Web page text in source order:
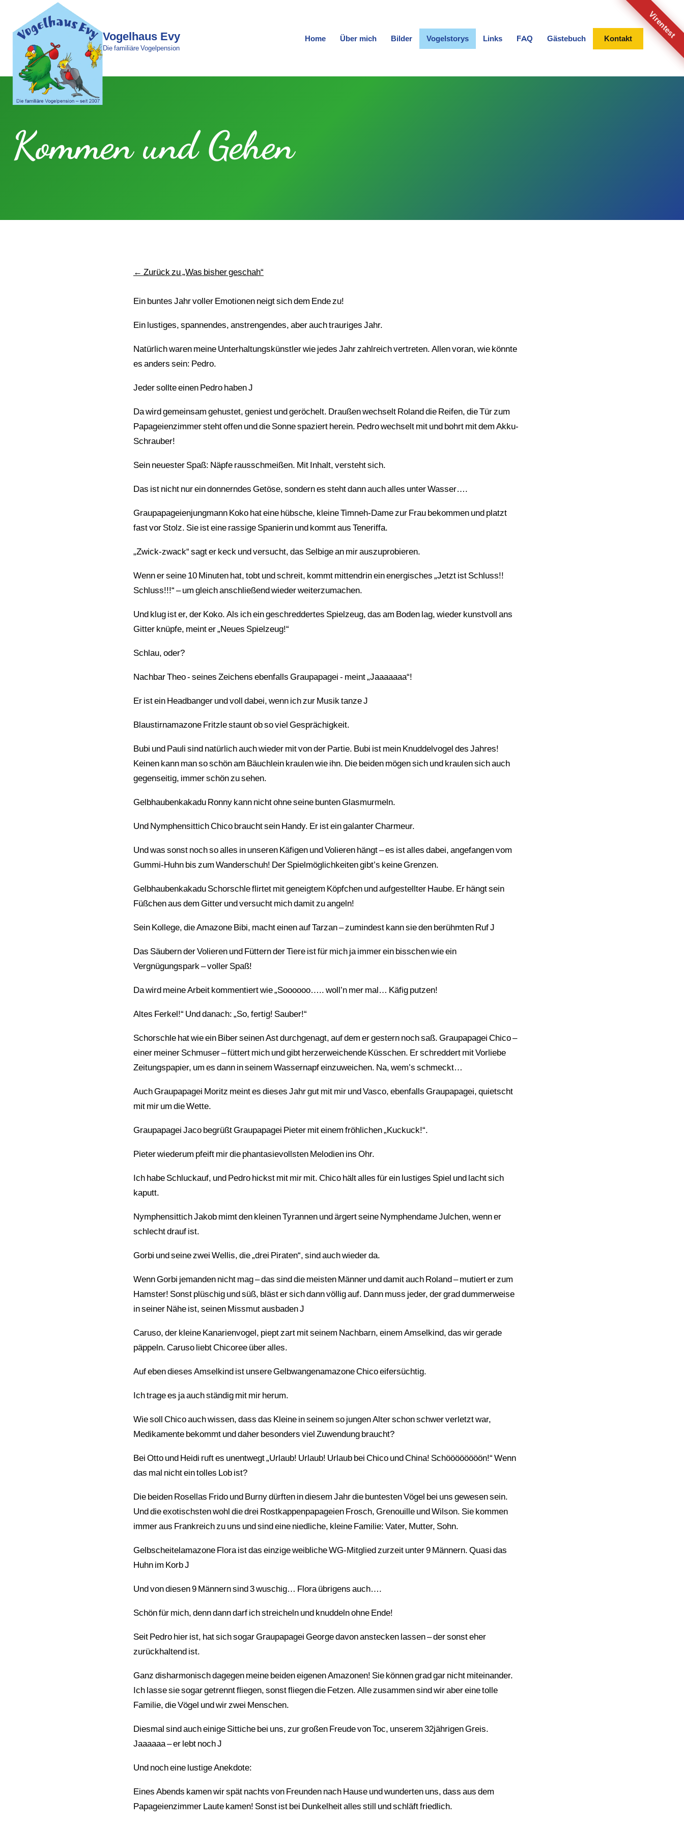
Vogelhaus Evy
Die familiäre Vogelpension
Home Über mich Bilder Vogelstorys Links FAQ Gästebuch Kontakt Virentest
Kommen und Gehen
← Zurück zu „Was bisher geschah“
Ein buntes Jahr voller Emotionen neigt sich dem Ende zu!
Ein lustiges, spannendes, anstrengendes, aber auch trauriges Jahr.
Natürlich waren meine Unterhaltungskünstler wie jedes Jahr zahlreich vertreten. Allen voran, wie könnte
es anders sein: Pedro.
Jeder sollte einen Pedro haben J
Da wird gemeinsam gehustet, geniest und geröchelt. Draußen wechselt Roland die Reifen, die Tür zum
Papageienzimmer steht offen und die Sonne spaziert herein. Pedro wechselt mit und bohrt mit dem Akku-
Schrauber!
Sein neuester Spaß: Näpfe rausschmeißen. Mit Inhalt, versteht sich.
Das ist nicht nur ein donnerndes Getöse, sondern es steht dann auch alles unter Wasser….
Graupapageienjungmann Koko hat eine hübsche, kleine Timneh-Dame zur Frau bekommen und platzt
fast vor Stolz. Sie ist eine rassige Spanierin und kommt aus Teneriffa.
„Zwick-zwack“ sagt er keck und versucht, das Selbige an mir auszuprobieren.
Wenn er seine 10 Minuten hat, tobt und schreit, kommt mittendrin ein energisches „Jetzt ist Schluss!!
Schluss!!!“ – um gleich anschließend wieder weiterzumachen.
Und klug ist er, der Koko. Als ich ein geschreddertes Spielzeug, das am Boden lag, wieder kunstvoll ans
Gitter knüpfe, meint er „Neues Spielzeug!“
Schlau, oder?
Nachbar Theo - seines Zeichens ebenfalls Graupapagei - meint „Jaaaaaaa“!
Er ist ein Headbanger und voll dabei, wenn ich zur Musik tanze J
Blaustirnamazone Fritzle staunt ob so viel Gesprächigkeit.
Bubi und Pauli sind natürlich auch wieder mit von der Partie. Bubi ist mein Knuddelvogel des Jahres!
Keinen kann man so schön am Bäuchlein kraulen wie ihn. Die beiden mögen sich und kraulen sich auch
gegenseitig, immer schön zu sehen.
Gelbhaubenkakadu Ronny kann nicht ohne seine bunten Glasmurmeln.
Und Nymphensittich Chico braucht sein Handy. Er ist ein galanter Charmeur.
Und was sonst noch so alles in unseren Käfigen und Volieren hängt – es ist alles dabei, angefangen vom
Gummi-Huhn bis zum Wanderschuh! Der Spielmöglichkeiten gibt’s keine Grenzen.
Gelbhaubenkakadu Schorschle flirtet mit geneigtem Köpfchen und aufgestellter Haube. Er hängt sein
Füßchen aus dem Gitter und versucht mich damit zu angeln!
Sein Kollege, die Amazone Bibi, macht einen auf Tarzan – zumindest kann sie den berühmten Ruf J
Das Säubern der Volieren und Füttern der Tiere ist für mich ja immer ein bisschen wie ein
Vergnügungspark – voller Spaß!
Da wird meine Arbeit kommentiert wie „Soooooo….. woll’n mer mal… Käfig putzen!
Altes Ferkel!“ Und danach: „So, fertig! Sauber!“
Schorschle hat wie ein Biber seinen Ast durchgenagt, auf dem er gestern noch saß. Graupapagei Chico –
einer meiner Schmuser – füttert mich und gibt herzerweichende Küsschen. Er schreddert mit Vorliebe
Zeitungspapier, um es dann in seinem Wassernapf einzuweichen. Na, wem’s schmeckt…
Auch Graupapagei Moritz meint es dieses Jahr gut mit mir und Vasco, ebenfalls Graupapagei, quietscht
mit mir um die Wette.
Graupapagei Jaco begrüßt Graupapagei Pieter mit einem fröhlichen „Kuckuck!“.
Pieter wiederum pfeift mir die phantasievollsten Melodien ins Ohr.
Ich habe Schluckauf, und Pedro hickst mit mir mit. Chico hält alles für ein lustiges Spiel und lacht sich
kaputt.
Nymphensittich Jakob mimt den kleinen Tyrannen und ärgert seine Nymphendame Julchen, wenn er
schlecht drauf ist.
Gorbi und seine zwei Wellis, die „drei Piraten“, sind auch wieder da.
Wenn Gorbi jemanden nicht mag – das sind die meisten Männer und damit auch Roland – mutiert er zum
Hamster! Sonst plüschig und süß, bläst er sich dann völlig auf. Dann muss jeder, der grad dummerweise
in seiner Nähe ist, seinen Missmut ausbaden J
Caruso, der kleine Kanarienvogel, piept zart mit seinem Nachbarn, einem Amselkind, das wir gerade
päppeln. Caruso liebt Chicoree über alles.
Auf eben dieses Amselkind ist unsere Gelbwangenamazone Chico eifersüchtig.
Ich trage es ja auch ständig mit mir herum.
Wie soll Chico auch wissen, dass das Kleine in seinem so jungen Alter schon schwer verletzt war,
Medikamente bekommt und daher besonders viel Zuwendung braucht?
Bei Otto und Heidi ruft es unentwegt „Urlaub! Urlaub! Urlaub bei Chico und China! Schöööööööön!“ Wenn
das mal nicht ein tolles Lob ist?
Die beiden Rosellas Frido und Burny dürften in diesem Jahr die buntesten Vögel bei uns gewesen sein.
Und die exotischsten wohl die drei Rostkappenpapageien Frosch, Grenouille und Wilson. Sie kommen
immer aus Frankreich zu uns und sind eine niedliche, kleine Familie: Vater, Mutter, Sohn.
Gelbscheitelamazone Flora ist das einzige weibliche WG-Mitglied zurzeit unter 9 Männern. Quasi das
Huhn im Korb J
Und von diesen 9 Männern sind 3 wuschig… Flora übrigens auch….
Schön für mich, denn dann darf ich streicheln und knuddeln ohne Ende!
Seit Pedro hier ist, hat sich sogar Graupapagei George davon anstecken lassen – der sonst eher
zurückhaltend ist.
Ganz disharmonisch dagegen meine beiden eigenen Amazonen! Sie können grad gar nicht miteinander.
Ich lasse sie sogar getrennt fliegen, sonst fliegen die Fetzen. Alle zusammen sind wir aber eine tolle
Familie, die Vögel und wir zwei Menschen.
Diesmal sind auch einige Sittiche bei uns, zur großen Freude von Toc, unserem 32jährigen Greis.
Jaaaaaa – er lebt noch J
Und noch eine lustige Anekdote:
Eines Abends kamen wir spät nachts von Freunden nach Hause und wunderten uns, dass aus dem
Papageienzimmer Laute kamen! Sonst ist bei Dunkelheit alles still und schläft friedlich.